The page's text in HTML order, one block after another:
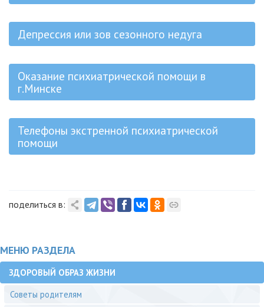
Депрессия или зов сезонного недуга
Оказание психиатрической помощи в
г.Минске
Телефоны экстренной психиатрической
помощи
поделиться в:
МЕНЮ РАЗДЕЛА
ЗДОРОВЫЙ ОБРАЗ ЖИЗНИ
Советы родителям